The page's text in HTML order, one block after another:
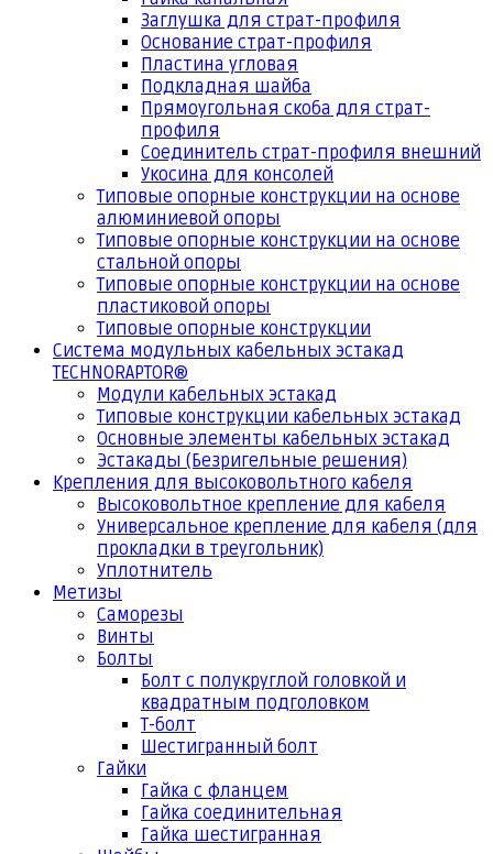
Заглушка для страт-профиля
Основание страт-профиля
Пластина угловая
Подкладная шайба
Прямоугольная скоба для страт-
профиля
Соединитель страт-профиля внешний
Укосина для консолей
Типовые опорные конструкции на основе
алюминиевой опоры
Типовые опорные конструкции на основе
стальной опоры
Типовые опорные конструкции на основе
пластиковой опоры
Типовые опорные конструкции
Система модульных кабельных эстакад
TECHNORAPTOR®
Модули кабельных эстакад
Типовые конструкции кабельных эстакад
Основные элементы кабельных эстакад
Эстакады (Безригельные решения)
Крепления для высоковольтного кабеля
Высоковольтное крепление для кабеля
Универсальное крепление для кабеля (для
прокладки в треугольник)
Уплотнитель
Метизы
Саморезы
Винты
Болты
Болт с полукруглой головкой и
квадратным подголовком
Т-болт
Шестигранный болт
Гайки
Гайка с фланцем
Гайка соединительная
Гайка шестигранная